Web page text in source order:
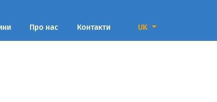
Про нас Контакти UK